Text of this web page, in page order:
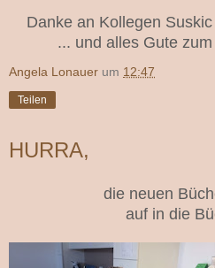
Danke an Kollegen
... und alles Gute
Angela Lonauer um 12:47
Teilen
HURRA,
die neuen
auf in die